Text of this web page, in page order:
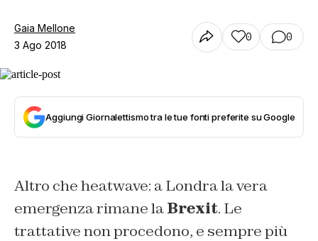
Chi siamo
Contatti
Gaia Mellone
3 Ago 2018
0 0
Aggiungi Giornalettismo tra le tue fonti preferite su Google
Altro che heatwave: a Londra la vera
emergenza rimane laBrexit. Le
trattative non procedono, e sempre più